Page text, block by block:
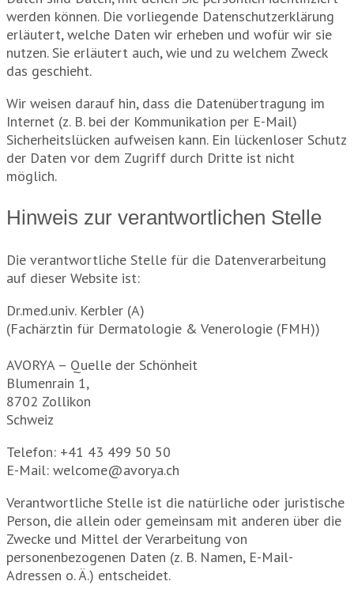
werden können. Die vorliegende Datenschutzerklärung
erläutert, welche Daten wir erheben und wofür wir sie
nutzen. Sie erläutert auch, wie und zu welchem Zweck
das geschieht.
Wir weisen darauf hin, dass die Datenübertragung im
Internet (z. B. bei der Kommunikation per E-Mail)
Sicherheitslücken aufweisen kann. Ein lückenloser Schutz
der Daten vor dem Zugriff durch Dritte ist nicht
möglich.
Hinweis zur verantwortlichen Stelle
Die verantwortliche Stelle für die Datenverarbeitung
auf dieser Website ist:
Dr.med.univ. Kerbler (A)
(Fachärztin für Dermatologie & Venerologie (FMH))
AVORYA – Quelle der Schönheit
Blumenrain 1,
8702 Zollikon
Schweiz
Telefon: +41 43 499 50 50
E-Mail: welcome@avorya.ch
Verantwortliche Stelle ist die natürliche oder juristische
Person, die allein oder gemeinsam mit anderen über die
Zwecke und Mittel der Verarbeitung von
personenbezogenen Daten (z. B. Namen, E-Mail-
Adressen o. Ä.) entscheidet.